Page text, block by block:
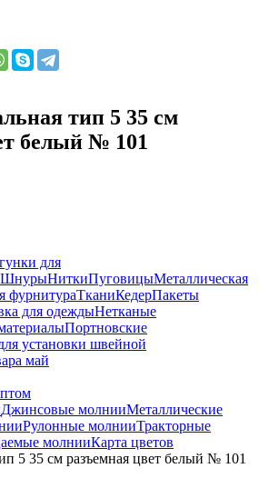
тип 5 35 см
белый № 101
для
ШнурыНиткиПуговицыМеталлическая
фурнитураТканиКедерПакеты
для одеждыНетканые
Портновские
установки швейной
май
Джинсовые молнииМеталлические
Рулонные молнииТракторные
молнииКарта цветов
5 35 см разъемная цвет белый № 101